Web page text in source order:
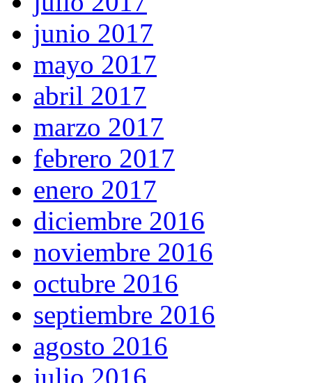
junio 2017
mayo 2017
abril 2017
marzo 2017
febrero 2017
enero 2017
diciembre 2016
noviembre 2016
octubre 2016
septiembre 2016
agosto 2016